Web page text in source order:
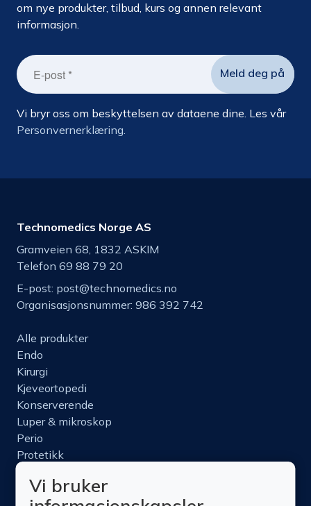
om nye produkter, tilbud, kurs og annen relevant
informasjon.
Vi bryr oss om beskyttelsen av dataene dine. Les vår
Personvernerklæring.
Technomedics Norge AS
Gramveien 68, 1832 ASKIM
Telefon 69 88 79 20
E-post: post@technomedics.no
Organisasjonsnummer: 986 392 742
Alle produkter
Endo
Kirurgi
Kjeveortopedi
Konserverende
Luper & mikroskop
Perio
Protetikk
Nettbutikk
Vi bruker